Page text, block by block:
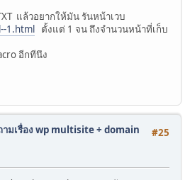
แล้วอยากให้มัน รันหน้าเวบ
1.html ตั้งแต่ 1 จน ถึงจำนวนหน้าที่เก็บ
อีกทีนึง
#25
ามเรื่อง wp multisite + domain